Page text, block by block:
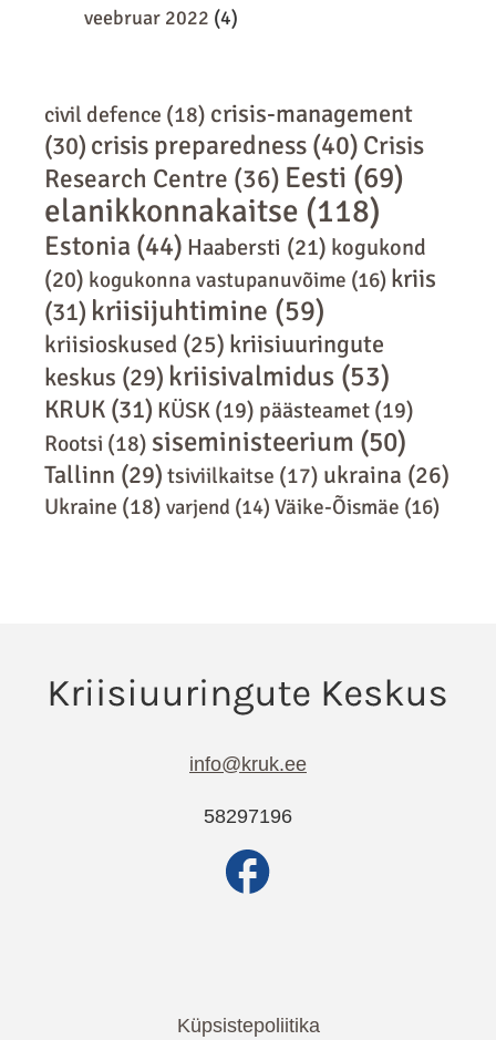
veebruar 2022 (4)
civil defence (18) crisis-management
(30) crisis preparedness (40) Crisis
Research Centre (36) Eesti (69)
elanikkonnakaitse (118)
Estonia (44) Haabersti (21) kogukond
(20) kogukonna vastupanuvõime (16) kriis
(31) kriisijuhtimine (59)
kriisioskused (25) kriisiuuringute
keskus (29) kriisivalmidus (53)
KRUK (31) KÜSK (19) päästeamet (19)
Rootsi (18) siseministeerium (50)
Tallinn (29) tsiviilkaitse (17) ukraina (26)
Ukraine (18) varjend (14) Väike-Õismäe (16)
info@kruk.ee
58297196
Küpsistepoliitika